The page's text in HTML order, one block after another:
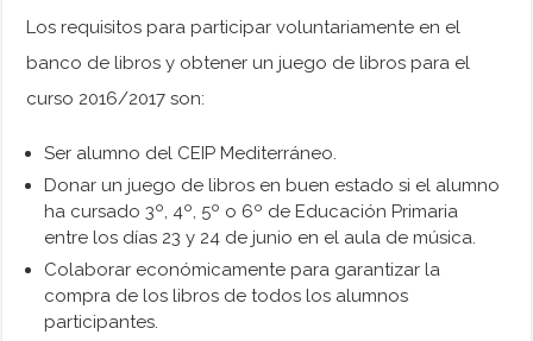
Los requisitos para participar voluntariamente en el
banco de libros y obtener un juego de libros para el
curso 2016/2017 son:
Ser alumno del CEIP Mediterráneo.
Donar un juego de libros en buen estado si el alumno
ha cursado 3º, 4º, 5º o 6º de Educación Primaria
entre los días 23 y 24 de junio en el aula de música.
Colaborar económicamente para garantizar la
compra de los libros de todos los alumnos
participantes.